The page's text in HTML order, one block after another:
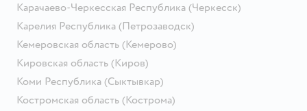
Карачаево-Черкесская Республика (Черкесск)
Карелия Республика (Петрозаводск)
Кемеровская область (Кемерово)
Кировская область (Киров)
Коми Республика (Сыктывкар)
Костромская область (Кострома)